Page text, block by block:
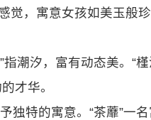
觉，寓意女孩如美玉般
潮汐，富有动态美。“
才华。
独特的寓意。“茶蘼”一